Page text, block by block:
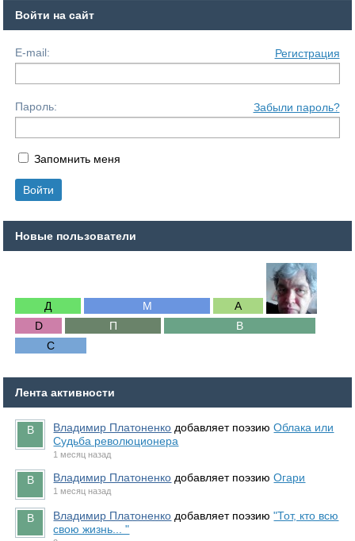
Войти на сайт
E-mail: Регистрация
Пароль: Забыли пароль?
Запомнить меня
Новые пользователи
Лента активности
Владимир Платоненко добавляет поэзиюОблака или
Судьба революционера
1 месяц назад
Владимир Платоненко добавляет поэзиюОгари
1 месяц назад
Владимир Платоненко добавляет поэзию"Тот, кто всю
свою жизнь... "